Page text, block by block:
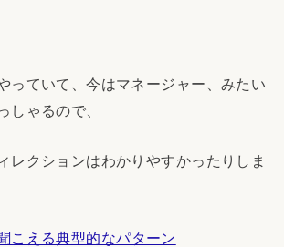
っていて、今はマネージャー、みたい
しゃるので、
レクションはわかりやすかったりしま
こえる典型的なパターン